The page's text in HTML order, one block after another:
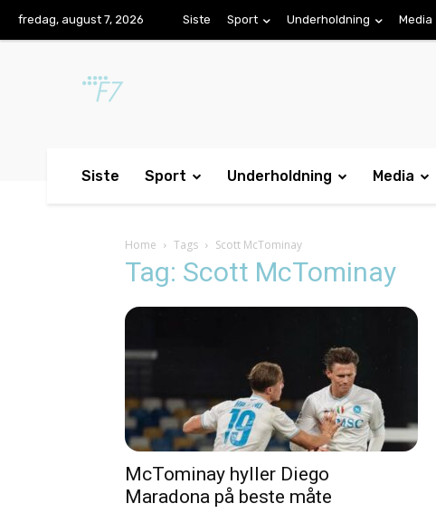
fredag, august 7, 2026 Siste Sport Underholdning Media
Siste Sport Underholdning Media
Home Tags Scott McTominay
Tag: Scott McTominay
McTominay hyller Diego
Maradona på beste måte